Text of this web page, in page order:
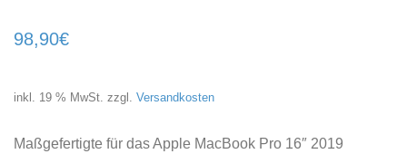
98,90€
inkl. 19 % MwSt. zzgl. Versandkosten
Maßgefertigte für das Apple MacBook Pro 16″ 2019